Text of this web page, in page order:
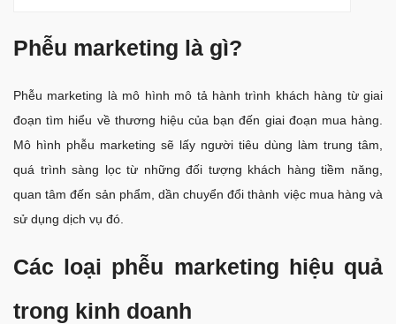
Phễu marketing là gì?
Phễu marketing là mô hình mô tả hành trình khách hàng từ giai
đoạn tìm hiểu về thương hiệu của bạn đến giai đoạn mua hàng.
Mô hình phễu marketing sẽ lấy người tiêu dùng làm trung tâm,
quá trình sàng lọc từ những đối tượng khách hàng tiềm năng,
quan tâm đến sản phẩm, dần chuyển đổi thành việc mua hàng và
sử dụng dịch vụ đó.
Các loại phễu marketing hiệu quả
trong kinh doanh